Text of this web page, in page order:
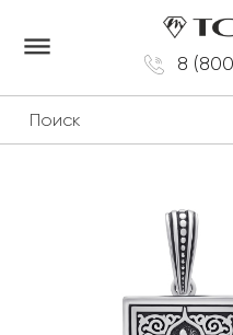
8
dehaze